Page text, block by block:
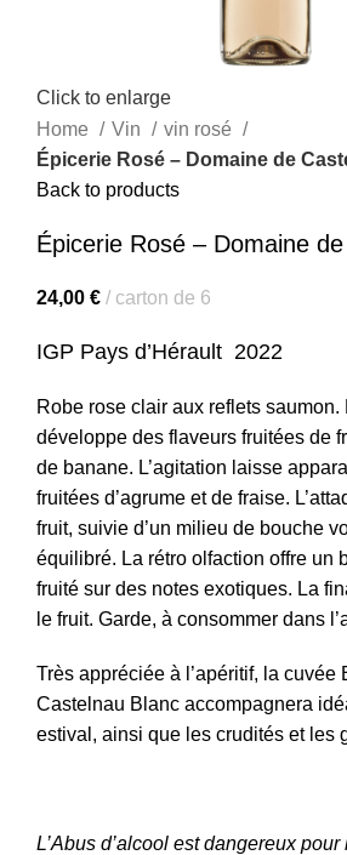
Click to enlarge
Home
Vin
vin rosé
Épicerie Rosé – Domaine de
Back to products
Épicerie Rosé – Domaine
24,00 € carton de 6
IGP Pays d’Hérault 2022
Robe rose clair aux reflets saumon.
développe des flaveurs fruitées de
de banane. L’agitation laisse
fruitées d’agrume et de fraise.
fruit, suivie d’un milieu de bouche
équilibré. La rétro olfaction offre un
fruité sur des notes exotiques. La
le fruit. Garde, à consommer dans
Très appréciée à l’apéritif, la cuvée
Castelnau Blanc accompagnera
estival, ainsi que les crudités et les
L’Abus d’alcool est dangereux pour